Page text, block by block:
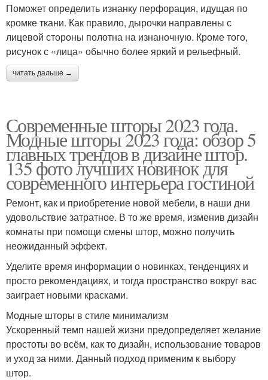
Поможет определить изнанку перфорация, идущая по
кромке ткани. Как правило, дырочки направлены с
лицевой стороны полотна на изнаночную. Кроме того,
рисунок с «лица» обычно более яркий и рельефный.
читать дальше →
Современные шторы 2023 года.
Модные шторы 2023 года: обзор 5
главных трендов в дизайне штор.
135 фото лучших новинок для
современного интерьера гостиной
Ремонт, как и приобретение новой мебели, в наши дни
удовольствие затратное. В то же время, изменив дизайн
комнаты при помощи смены штор, можно получить
неожиданный эффект.
Уделите время информации о новинках, тенденциях и
просто рекомендациях, и тогда пространство вокруг вас
заиграет новыми красками.
Модные шторы в стиле минимализм
Ускоренный темп нашей жизни предопределяет желание
простоты во всём, как то дизайн, использование товаров
и уход за ними. Данный подход применим к выбору
штор.